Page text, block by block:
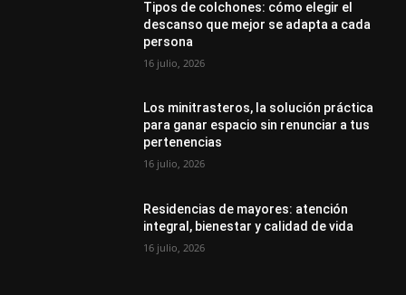
Tipos de colchones: cómo elegir el
descanso que mejor se adapta a cada
persona
16 julio, 2026
Los minitrasteros, la solución práctica
para ganar espacio sin renunciar a tus
pertenencias
16 julio, 2026
Residencias de mayores: atención
integral, bienestar y calidad de vida
16 julio, 2026